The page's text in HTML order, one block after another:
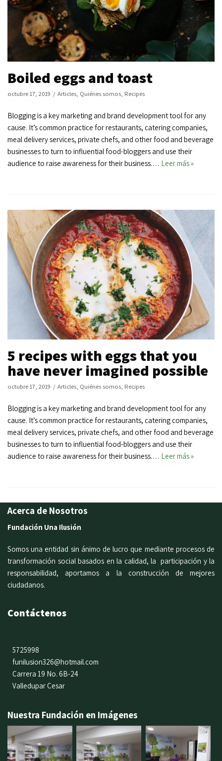
Boiled eggs and toast
octubre 17, 2019 Articles, Quiénes somos, Recipes
Blogging is a key marketing and brand development tool for any
cause. It’s common practice for restaurants, catering companies,
meal delivery services, private chefs, and other food and beverage
businesses to turn to influential food-bloggers and use their
audience to raise awareness for their business.… Leer más »
5 recipes with eggs that you
have never imagined possible
octubre 17, 2019 Articles, Quiénes somos, Recipes
Blogging is a key marketing and brand development tool for any
cause. It’s common practice for restaurants, catering companies,
meal delivery services, private chefs, and other food and beverage
businesses to turn to influential food-bloggers and use their
audience to raise awareness for their business.… Leer más »
Acerca de Nosotros
Fundación Una Ilusión
Somos una entidad sin ánimo de lucro que mediante procesos de
transformación social basados en la calidad, la participación y la
responsabilidad, aportamos a la construcción de mejores
ciudadanos.
Contáctenos
5725998
funilusion326@hotmail.com
Carrera 19 No. 6B-24
Valledupar Cesar
Nuestra Fundación en Imágenes